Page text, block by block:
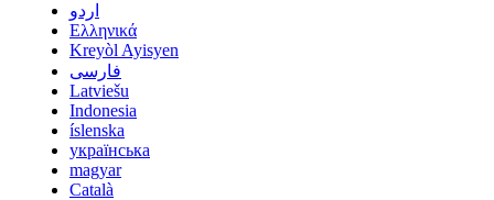
اردو
Ελληνικά
Kreyòl Ayisyen
فارسی
Latviešu
Indonesia
íslenska
українська
magyar
Català